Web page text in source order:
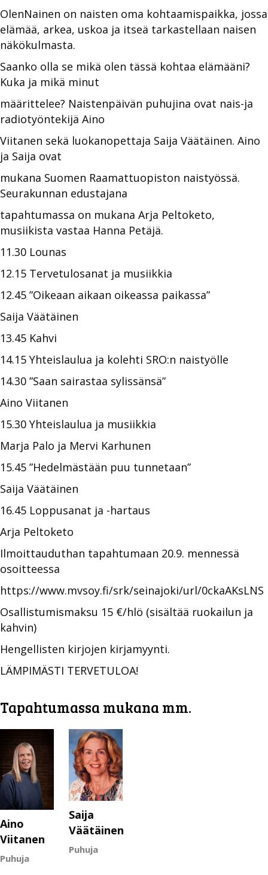
OlenNainen on naisten oma kohtaamispaikka, jossa
elämää, arkea, uskoa ja itseä tarkastellaan naisen
näkökulmasta.
Saanko olla se mikä olen tässä kohtaa elämääni?
Kuka ja mikä minut
määrittelee? Naistenpäivän puhujina ovat nais-ja
radiotyöntekijä Aino
Viitanen sekä luokanopettaja Saija Väätäinen. Aino
ja Saija ovat
mukana Suomen Raamattuopiston naistyössä.
Seurakunnan edustajana
tapahtumassa on mukana Arja Peltoketo,
musiikista vastaa Hanna Petäjä.
11.30 Lounas
12.15 Tervetulosanat ja musiikkia
12.45 ”Oikeaan aikaan oikeassa paikassa”
Saija Väätäinen
13.45 Kahvi
14.15 Yhteislaulua ja kolehti SRO:n naistyölle
14.30 ”Saan sairastaa sylissänsä”
Aino Viitanen
15.30 Yhteislaulua ja musiikkia
Marja Palo ja Mervi Karhunen
15.45 ”Hedelmästään puu tunnetaan”
Saija Väätäinen
16.45 Loppusanat ja -hartaus
Arja Peltoketo
Ilmoittauduthan tapahtumaan 20.9. mennessä
osoitteessa
https://www.mvsoy.fi/srk/seinajoki/url/0ckaAKsLNS
Osallistumismaksu 15 €/hlö (sisältää ruokailun ja
kahvin)
Hengellisten kirjojen kirjamyynti.
LÄMPIMÄSTI TERVETULOA!
Tapahtumassa mukana mm.
Aino
Viitanen
Puhuja
Saija
Väätäinen
Puhuja